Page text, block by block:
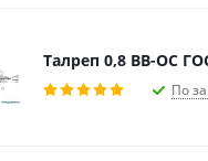
Талреп 0,8 ВВ-ОС
По